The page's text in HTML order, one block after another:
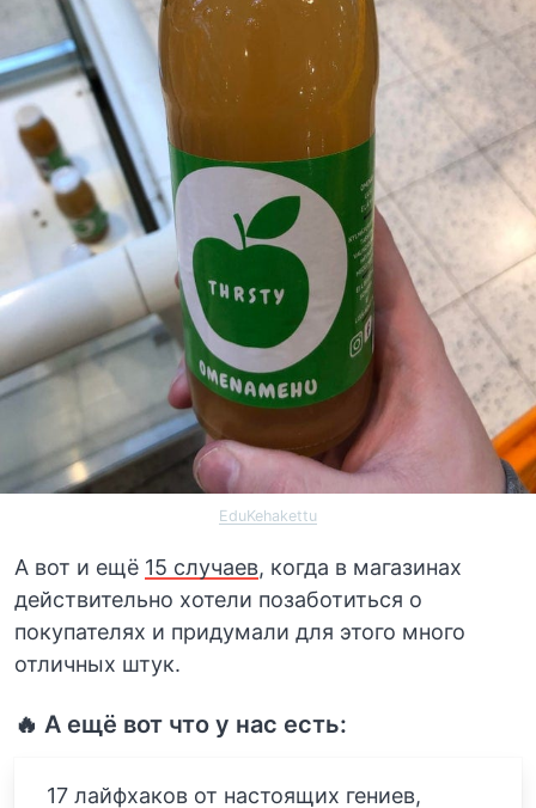
EduKehakettu
А вот и ещё 15 случаев, когда в магазинах
действительно хотели позаботиться о
покупателях и придумали для этого много
отличных штук.
🔥 А ещё вот что у нас есть:
17 лайфхаков от настоящих гениев,